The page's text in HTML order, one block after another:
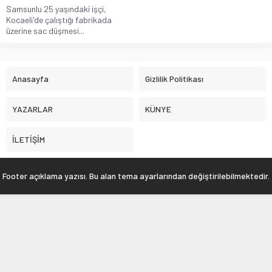
Samsunlu 25 yaşındaki işçi,
Kocaeli'de çalıştığı fabrikada
üzerine sac düşmesi...
Anasayfa Gizlilik Politikası
YAZARLAR KÜNYE
İLETİŞİM
Footer açıklama yazısı. Bu alan tema ayarlarından değiştirilebilmektedir.